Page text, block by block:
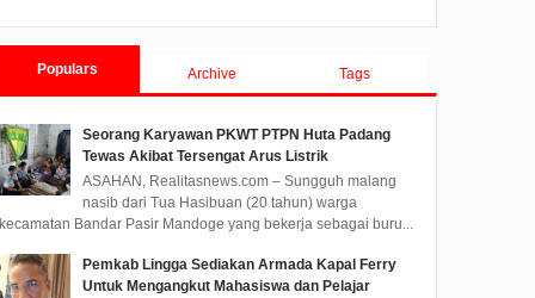
Populars Archive Tags
Seorang Karyawan PKWT PTPN Huta Padang
Tewas Akibat Tersengat Arus Listrik
ASAHAN, Realitasnews.com – Sungguh malang
nasib dari Tua Hasibuan (20 tahun) warga
kecamatan Bandar Pasir Mandoge yang bekerja sebagai buru...
Pemkab Lingga Sediakan Armada Kapal Ferry
Untuk Mengangkut Mahasiswa dan Pelajar